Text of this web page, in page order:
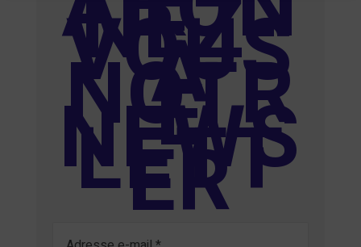
NEZ-
VOUS
À
NOTR
E
NEWS
LETT
ER